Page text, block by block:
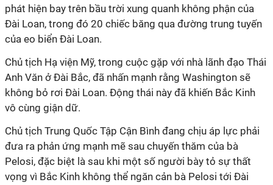
phát hiện bay trên bầu trời xung quanh không phận của
Đài Loan, trong đó 20 chiếc băng qua đường trung tuyến
của eo biển Đài Loan.
Chủ tịch Hạ viện Mỹ, trong cuộc gặp với nhà lãnh đạo Thái
Anh Văn ở Đài Bắc, đã nhấn mạnh rằng Washington sẽ
không bỏ rơi Đài Loan. Động thái này đã khiến Bắc Kinh
vô cùng giận dữ.
Chủ tịch Trung Quốc Tập Cận Bình đang chịu áp lực phải
đưa ra phản ứng mạnh mẽ sau chuyến thăm của bà
Pelosi, đặc biệt là sau khi một số người bày tỏ sự thất
vọng vì Bắc Kinh không thể ngăn cản bà Pelosi tới Đài